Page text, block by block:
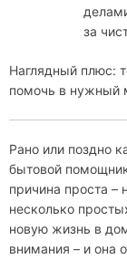
за
Наглядный плюс:
помочь в нужный
Рано или поздно
бытовой
причина проста –
несколько
новую жизнь в
внимания – и она